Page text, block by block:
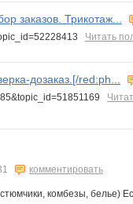
заказов. Трикотаж...
Читать
дозаказ.[/red:ph...
комментировать
комбезы, белье)